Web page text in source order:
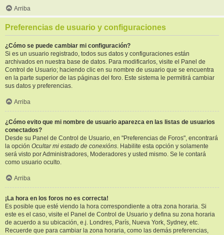
Arriba
Preferencias de usuario y configuraciones
¿Cómo se puede cambiar mi configuración?
Si es un usuario registrado, todos sus datos y configuraciones están
archivados en nuestra base de datos. Para modificarlos, visite el Panel de
Control de Usuario; haciendo clic en su nombre de usuario que se encuentra
en la parte superior de las páginas del foro. Este sistema le permitirá cambiar
sus datos y preferencias.
Arriba
¿Cómo evito que mi nombre de usuario aparezca en las listas de usuarios
conectados?
Desde su Panel de Control de Usuario, en "Preferencias de Foros", encontrará
la opción Ocultar mi estado de conexións. Habilite esta opción y solamente
será visto por Administradores, Moderadores y usted mismo. Se le contará
como usuario oculto.
Arriba
¡La hora en los foros no es correcta!
Es posible que esté viendo la hora correspondiente a otra zona horaria. Si
este es el caso, visite el Panel de Control de Usuario y defina su zona horaria
de acuerdo a su ubicación, e.j. Londres, París, Nueva York, Sydney, etc.
Recuerde que para cambiar la zona horaria, como las demás preferencias,